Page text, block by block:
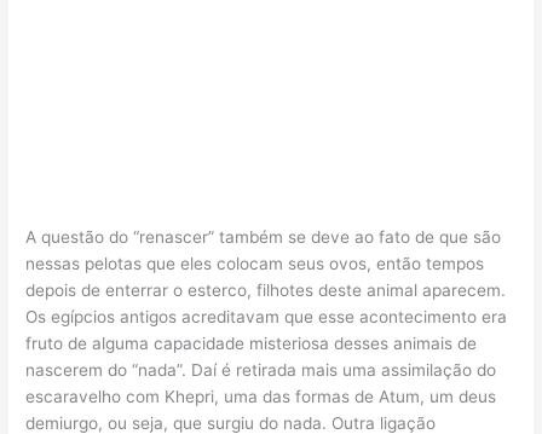
A questão do “renascer” também se deve ao fato de que são
nessas pelotas que eles colocam seus ovos, então tempos
depois de enterrar o esterco, filhotes deste animal aparecem.
Os egípcios antigos acreditavam que esse acontecimento era
fruto de alguma capacidade misteriosa desses animais de
nascerem do “nada”. Daí é retirada mais uma assimilação do
escaravelho com Khepri, uma das formas de Atum, um deus
demiurgo, ou seja, que surgiu do nada. Outra ligação